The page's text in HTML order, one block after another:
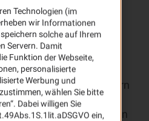
für Bauhelfer
jede helfende Hand.
Freunde und Nachbarn
Versicherer in
bis zu vier Bauhelfer in
Technologien (im
wir Informationen
solche auf Ihrem
Servern. Damit
Funktion der Webseite,
personalisierte
Werbung und
wählen Sie bitte
Dabei willigen Sie
ein,